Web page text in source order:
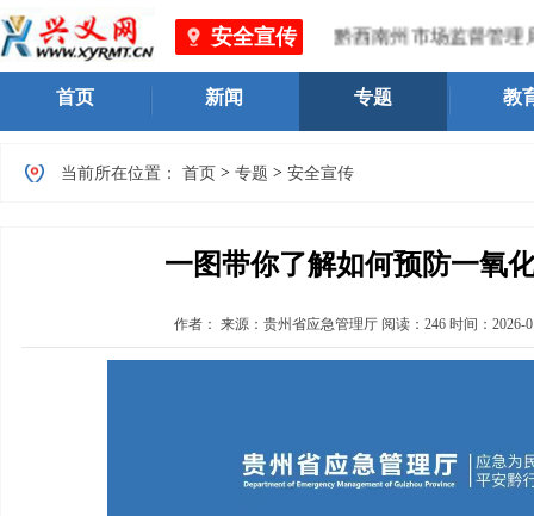
安全宣传黔西南州市场监督管理局 、黔
首页 新闻 专题 教
当前所在位置： 首页 > 专题 > 安全宣传
一图带你了解如何预防一氧
作者： 来源：贵州省应急管理厅 阅读： 246 时间： 2026-